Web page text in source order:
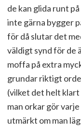
de kan glida runt
inte gärna bygger
för då slutar det
väldigt synd för de
moffa på extra
grundar riktigt
(vilket det helt
man orkar gör
utmärkt om man